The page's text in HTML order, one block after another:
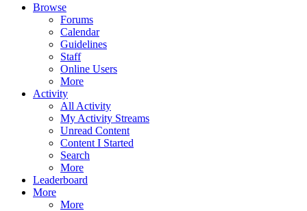
Browse
Forums
Calendar
Guidelines
Staff
Online Users
More
Activity
All Activity
My Activity Streams
Unread Content
Content I Started
Search
More
Leaderboard
More
More